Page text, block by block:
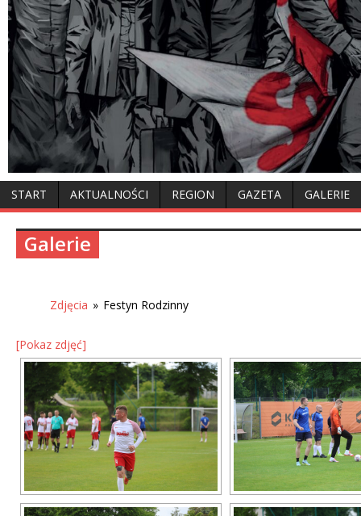
START AKTUALNOŚCI REGION GAZETA GALERIE
Galerie
Zdjęcia » Festyn Rodzinny
[Pokaz zdjęć]